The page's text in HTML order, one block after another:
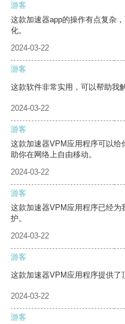
游客
这款加速器app的操作有点复杂
化。
2024-03-22
游客
这款软件非常实用，可以帮助我
2024-03-22
游客
这款加速器VPM应用程序可以
助你在网络上自由移动。
2024-03-22
游客
这款加速器VPM应用程序已经
护。
2024-03-22
游客
这款加速器VPM应用程序提供了
2024-03-22
游客